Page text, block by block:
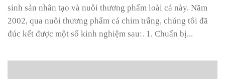
sinh sản nhân tạo và nuôi thương phẩm loài cá này. Năm
2002, qua nuôi thương phẩm cá chim trắng, chúng tôi đã
đúc kết được một số kinh nghiệm sau:. 1. Chuẩn bị...